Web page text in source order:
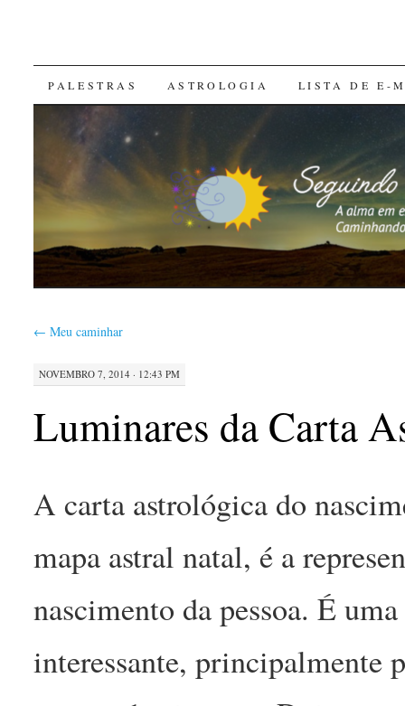
SKIP
CONTENT
PALESTRAS ASTROLOGIA LISTA DE E-
← Meu caminhar
NOVEMBRO 7, 2014 · 12:43 PM
Luminares da Carta
A carta astrológica do
mapa astral natal, é a
nascimento da pessoa. É
interessante, principalmente